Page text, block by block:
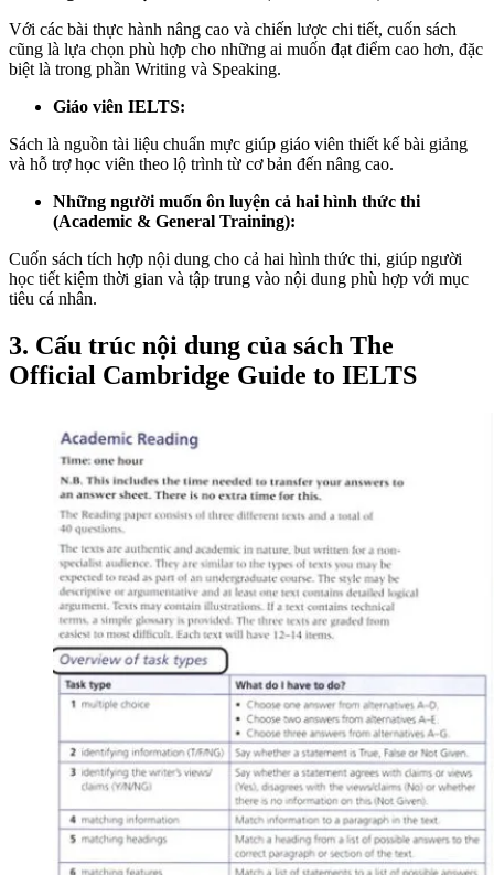
Với các bài thực hành nâng cao và chiến lược chi tiết, cuốn sách
cũng là lựa chọn phù hợp cho những ai muốn đạt điểm cao hơn, đặc
biệt là trong phần Writing và Speaking.
Giáo viên IELTS:
Sách là nguồn tài liệu chuẩn mực giúp giáo viên thiết kế bài giảng
và hỗ trợ học viên theo lộ trình từ cơ bản đến nâng cao.
Những người muốn ôn luyện cả hai hình thức thi
(Academic & General Training):
Cuốn sách tích hợp nội dung cho cả hai hình thức thi, giúp người
học tiết kiệm thời gian và tập trung vào nội dung phù hợp với mục
tiêu cá nhân.
3. Cấu trúc nội dung của sách The
Official Cambridge Guide to IELTS